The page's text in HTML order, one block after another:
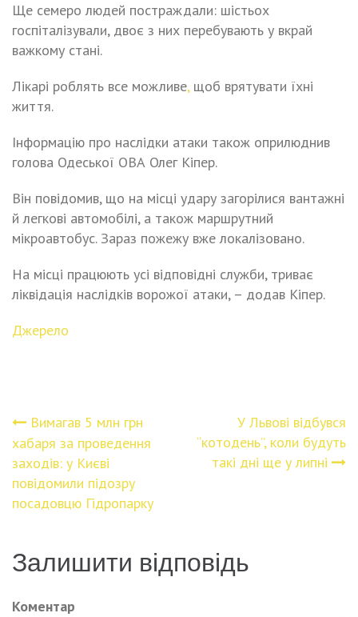
Ще семеро людей постраждали: шістьох
госпіталізували, двоє з них перебувають у вкрай
важкому стані.
Лікарі роблять все можливе,щоб врятувати їхні
життя.
Інформацію про наслідки атаки також оприлюднив
голова Одеської ОВА Олег Кіпер.
Він повідомив, що на місці удару загорілися вантажні
й легкові автомобілі, а також маршрутний
мікроавтобус. Зараз пожежу вже локалізовано.
На місці працюють усі відповідні служби, триває
ліквідація наслідків ворожої атаки, – додав Кіпер.
Джерело
Навігація
записів
Вимагав 5 млн грн
хабаря за проведення
заходів: у Києві
повідомили підозру
посадовцю Гідропарку
У Львові відбувся
“котодень”, коли будуть
такі дні ще у липні
Залишити відповідь
Коментар